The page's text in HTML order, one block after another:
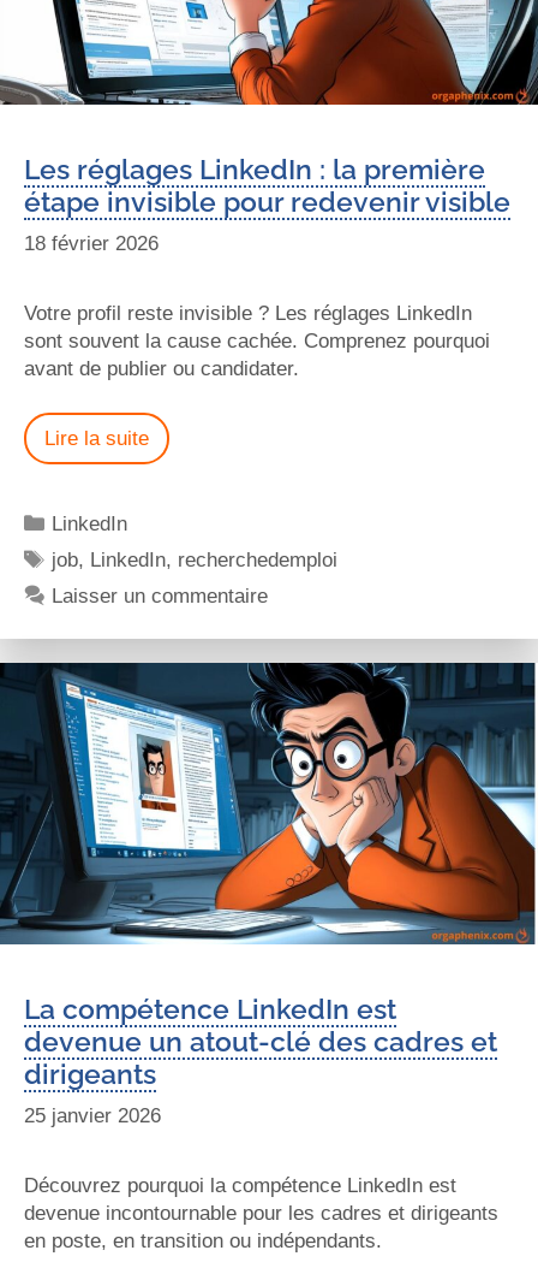
Les réglages LinkedIn : la première
étape invisible pour redevenir visible
18 février 2026
Votre profil reste invisible ? Les réglages LinkedIn
sont souvent la cause cachée. Comprenez pourquoi
avant de publier ou candidater.
Lire la suite
LinkedIn
job, LinkedIn, recherchedemploi
Laisser un commentaire
La compétence LinkedIn est
devenue un atout-clé des cadres et
dirigeants
25 janvier 2026
Découvrez pourquoi la compétence LinkedIn est
devenue incontournable pour les cadres et dirigeants
en poste, en transition ou indépendants.